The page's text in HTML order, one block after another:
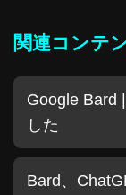
関連コンテ
Google Bard
した
Bard、